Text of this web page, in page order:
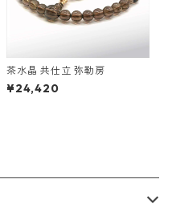
茶水晶 共仕立 弥勒房
¥24,420